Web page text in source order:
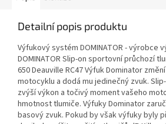
Detailní popis produktu
Výfukový systém DOMINATOR - výrobce
DOMINATOR Slip-on sportovní průchozí
650 Deauville RC47 Výfuk Dominator
motocyklu a dodá mu jedinečný zvuk.
zvýší výkon a točivý moment vašeho
hmotnost tlumiče. Výfuky Dominator
basový zvuk. Pokud by však výfuky byly